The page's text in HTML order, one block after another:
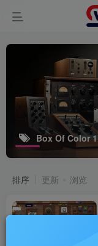
Box Of Color 1
排序 更新 浏览